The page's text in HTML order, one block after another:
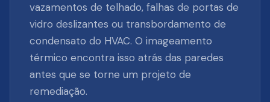
vazamentos de telhado, falhas de portas de
vidro deslizantes ou transbordamento de
condensato do HVAC. O imageamento
térmico encontra isso atrás das paredes
antes que se torne um projeto de
remediação.